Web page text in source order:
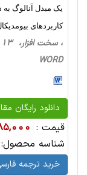
کاربردهای
WORD
دانلود رایگان
قیمت :
شناسه محصول:
خرید ترجمه